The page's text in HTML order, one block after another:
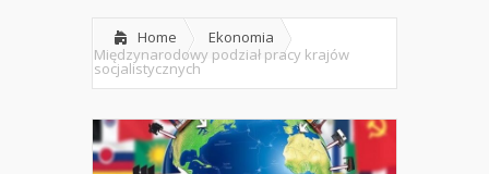
Home
Ekonomia
Międzynarodowy podział pracy krajów
socjalistycznych